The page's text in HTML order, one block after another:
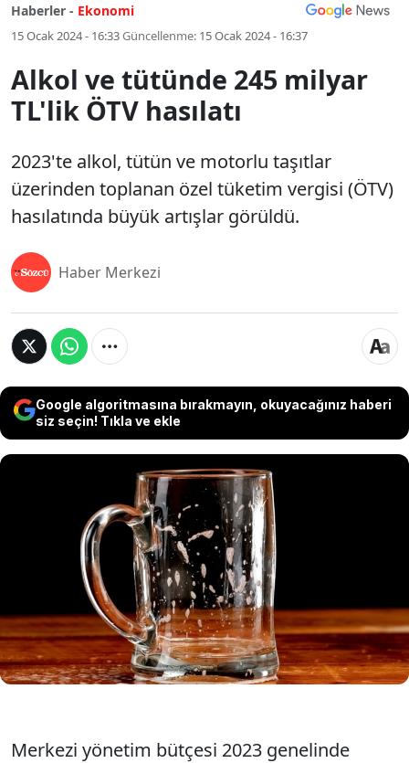
Haberler - Ekonomi
15 Ocak 2024 - 16:33Güncellenme: 15 Ocak 2024 - 16:37
Alkol ve tütünde 245 milyar
TL'lik ÖTV hasılatı
2023'te alkol, tütün ve motorlu taşıtlar
üzerinden toplanan özel tüketim vergisi (ÖTV)
hasılatında büyük artışlar görüldü.
Haber Merkezi
Google algoritmasına bırakmayın, okuyacağınız haberi
siz seçin! Tıkla ve ekle
2023'te alkol, tütün ve motorlu taşıtlar
üzerinden toplanan özel tüketim
vergisi (ÖTV) hasılatında büyük artışlar
görüldü.
Merkezi yönetim bütçesi 2023 genelinde